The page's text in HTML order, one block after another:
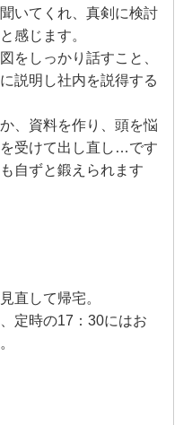
いてくれ、真剣に検討
感じます。
をしっかり話すこと、
説明し社内を説得する
、資料を作り、頭を悩
受けて出し直し…です
自ずと鍛えられます
直して帰宅。
定時の17：30にはお